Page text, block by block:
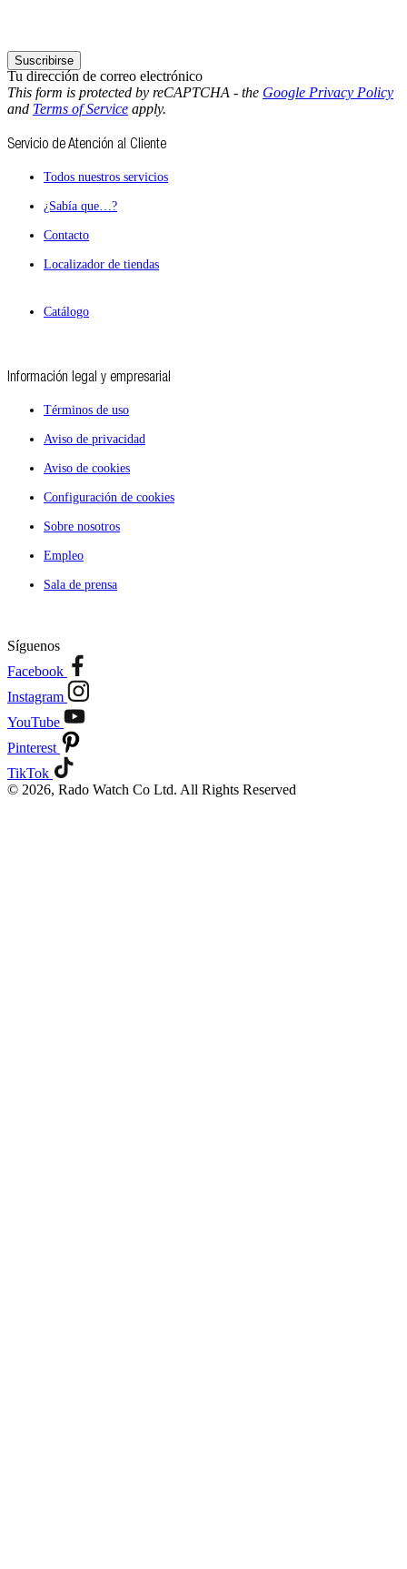
Tu dirección de correo electrónico
Suscribirse
This form is protected by reCAPTCHA - the Google Privacy Policy
and Terms of Service apply.
Servicio de Atención al Cliente
Todos nuestros servicios
¿Sabía que…?
Contacto
Localizador de tiendas
Catálogo
Información legal y empresarial
Términos de uso
Aviso de privacidad
Aviso de cookies
Configuración de cookies
Sobre nosotros
Empleo
Sala de prensa
Síguenos
Facebook
Instagram
YouTube
Pinterest
TikTok
© 2026, Rado Watch Co Ltd. All Rights Reserved